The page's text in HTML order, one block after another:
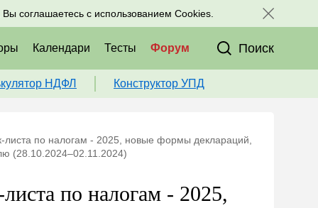
Вы соглашаетесь с использованием Cookies.
к нам в соц. сетях:
Календари Тесты Форум Поиск
НДФЛ Конструктор УПД
листа по налогам - 2025, новые формы деклараций,
(28.10.2024–02.11.2024)
по налогам - 2025,